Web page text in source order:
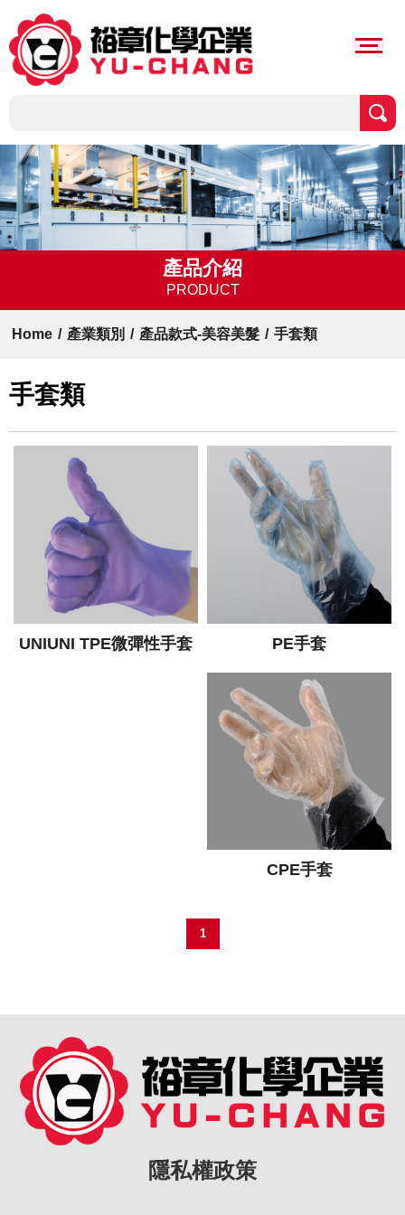
產品介紹
PRODUCT
Home / 產業類別 / 產品款式-美容美髮 / 手套類
手套類
UNIUNI TPE微彈性手套 PE手套
CPE手套
1
隱私權政策